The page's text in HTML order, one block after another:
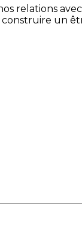
relations avec
un